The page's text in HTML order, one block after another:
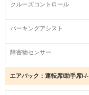
クルーズコントロール
パーキングアシスト
障害物センサー
エアバック：運転席/助手席/-/-